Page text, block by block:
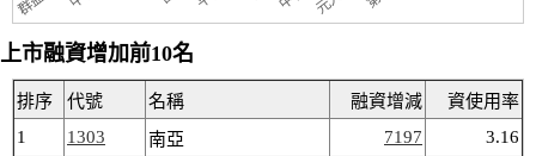
上市融資增加前10名
排序 代號 名稱 融資增減
資使用率
1
1303 南亞 7197
3.16